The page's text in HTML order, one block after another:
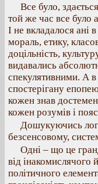
Все було,
той же час все було
І не вкладалося ані
мораль, етику,
доцільність,
видавались
спекулятивними. А
спостерігану
кожен знав
кожен розумів і
Дошукуючись
безсенсовому,
Одні – що це
від інакомислячого
політичного